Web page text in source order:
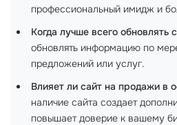
профессиональный имидж и
Когда лучше всего обновлять
обновлять информацию по
предложений или услуг.
Влияет ли сайт на продажи в
наличие сайта создает
повышает доверие к вашему